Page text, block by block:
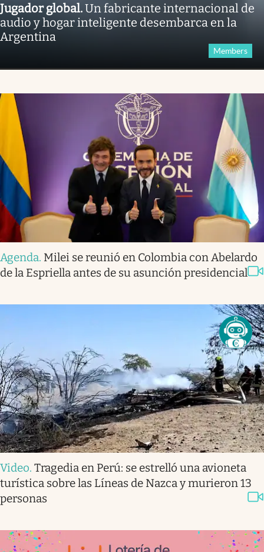
Jugador global.Un fabricante internacional de
audio y hogar inteligente desembarca en la
Argentina
Members
Agenda. Milei se reunió en Colombia con Abelardo
de la Espriella antes de su asunción presidencial
Video. Tragedia en Perú: se estrelló una avioneta
turística sobre las Líneas de Nazca y murieron 13
personas